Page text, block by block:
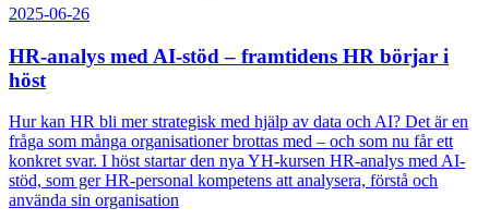
2025-06-26
HR-analys med AI-stöd – framtidens HR börjar i
höst
Hur kan HR bli mer strategisk med hjälp av data och AI? Det är en
fråga som många organisationer brottas med – och som nu får ett
konkret svar. I höst startar den nya YH-kursen HR-analys med AI-
stöd, som ger HR-personal kompetens att analysera, förstå och
använda sin organisation